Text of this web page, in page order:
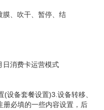
膜、吹干、暂停、结
日消费卡运营模式
设备套餐设置)3.设备转移、
册必填的一些内容设置，后